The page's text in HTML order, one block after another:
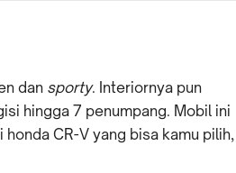
dan sporty. Interiornya pun
hingga 7 penumpang. Mobil ini
CR-V yang bisa kamu pilih,